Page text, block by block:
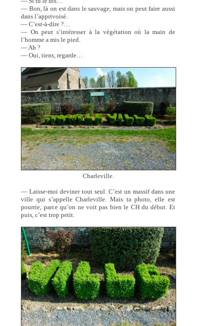
— Bon, là on est dans le sauvage, mais on peut faire aussi
dans l’apprivoisé.
— C’est-à-dire ?…
— On peut s’intéresser à la végétation où la main de
l’homme a mis le pied.
— Ah ?
— Oui, tiens, regarde…
Charleville.
— Laisse-moi deviner tout seul. C’est un massif dans une
ville qui s’appelle Charleville. Mais ta photo, elle est
pourrie, parce qu’on ne voit pas bien le CH du début. Et
puis, c’est trop petit.